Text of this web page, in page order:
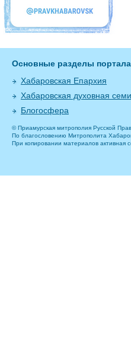
Основные разделы портала
Хабаровская Епархия
Хабаровская духовная
Блогосфера
© Приамурская митрополия Русской
По благословению Митрополита
При копировании материалов активная